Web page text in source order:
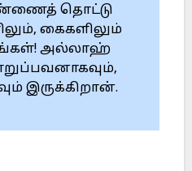
தொட்டு
கைகளிலும்
அல்லாஹ்
இருக்கிறான்.